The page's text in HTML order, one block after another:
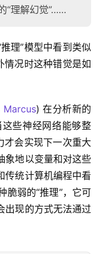
“理解幻觉”……
理”模型中看到类似
情况时这种错觉是如
Marcus) 在分析新的
些神经网络能够整
才会实现下一次重大
象地以变量和对这些
传统计算机编程中看
脆弱的“推理”，它可
出现的方式无法通过